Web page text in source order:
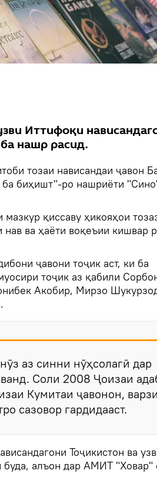
Иттифоқи
нашр расид.
тозаи нависандаи ҷавон
биҳишт"-ро нашриёти
қиссаву ҳикояҳои
ва ҳаёти воқеъии кишвар
ҷавони тоҷик аст, ки ба
тоҷик аз қабили
Акобир, Мирзо
аз синни нӯҳсолагӣ дар
Соли 2008 Ҷоизаи
Кумитаи ҷавонон,
сазовор гардидааст.
Тоҷикистон ва
буда, алъон дар АМИТ "Ховар"